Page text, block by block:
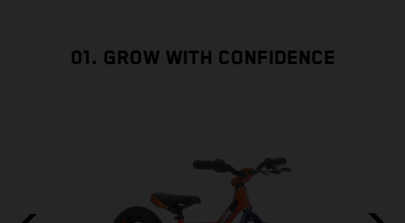
01. GROW WITH CONFIDENCE